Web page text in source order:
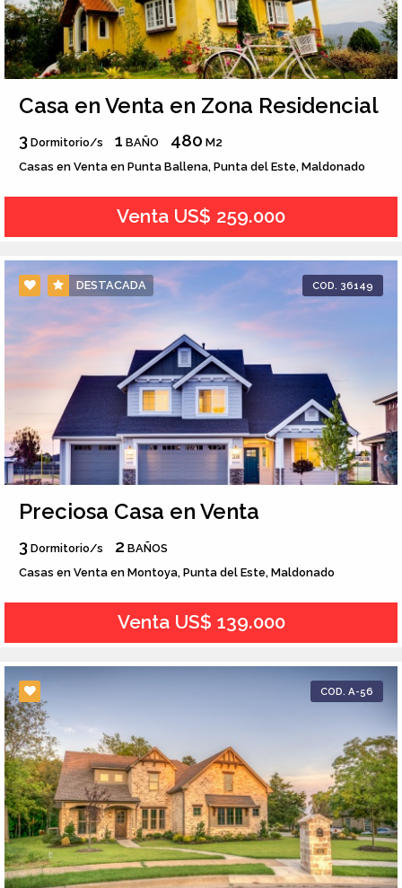
Casa en Venta en Zona Residencial
3 Dormitorio/s 1 BAÑO 480 M2
Casas en Venta en Punta Ballena, Punta del Este, Maldonado
Venta US$ 259.000
DESTACADA COD. 36149
Preciosa Casa en Venta
3 Dormitorio/s 2 BAÑOS
Casas en Venta en Montoya, Punta del Este, Maldonado
Venta US$ 139.000
COD. A-56